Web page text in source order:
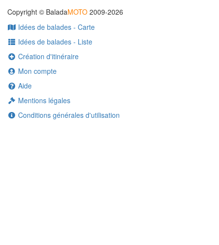
Copyright © BaladaMOTO 2009-2026
Idées de balades - Carte
Idées de balades - Liste
Création d'itinéraire
Mon compte
Aide
Mentions légales
Conditions générales d'utilisation